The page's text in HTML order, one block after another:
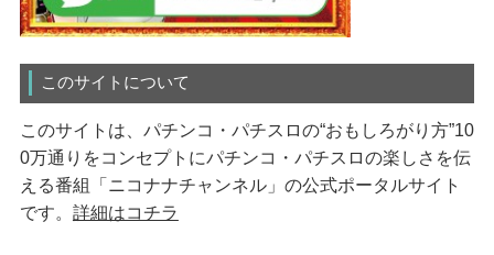
このサイトについて
このサイトは、パチンコ・パチスロの“おもしろがり方”10
0万通りをコンセプトにパチンコ・パチスロの楽しさを伝
える番組「ニコナナチャンネル」の公式ポータルサイト
です。 詳細はコチラ